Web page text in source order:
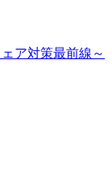
ア対策最前線～